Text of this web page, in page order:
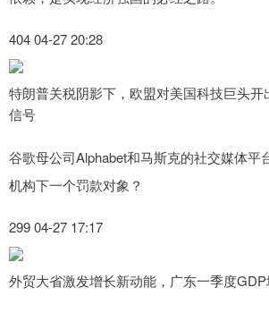
404 04-27 20:28
特朗普关税阴影下，欧盟对美国科技巨头开
信号
谷歌母公司Alphabet和马斯克的社交媒体平
机构下一个罚款对象？
299 04-27 17:17
外贸大省激发增长新动能，广东一季度